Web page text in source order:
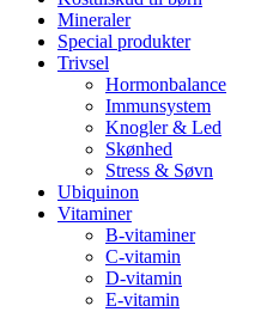
Mineraler
Special produkter
Trivsel
Hormonbalance
Immunsystem
Knogler & Led
Skønhed
Stress & Søvn
Ubiquinon
Vitaminer
B-vitaminer
C-vitamin
D-vitamin
E-vitamin